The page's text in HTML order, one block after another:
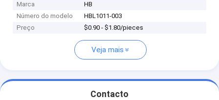
Marca
HB
Número do modelo
HBL1011-003
Preço
$0.90 - $1.80/pieces
Veja mais
Contacto